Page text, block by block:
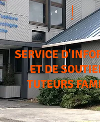
SERVICE
ET DE
TUTEURS
!